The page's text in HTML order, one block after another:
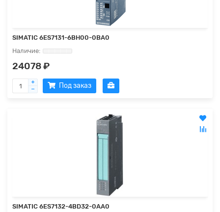
SIMATIC 6ES7131-6BH00-0BA0
24078 ₽
Под заказ
SIMATIC 6ES7132-4BD32-0AA0